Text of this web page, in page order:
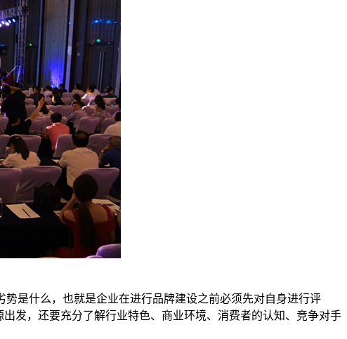
是什么，也就是企业在进行品牌建设之前必须先对自身进行评
发，还要充分了解行业特色、商业环境、消费者的认知、竞争对手